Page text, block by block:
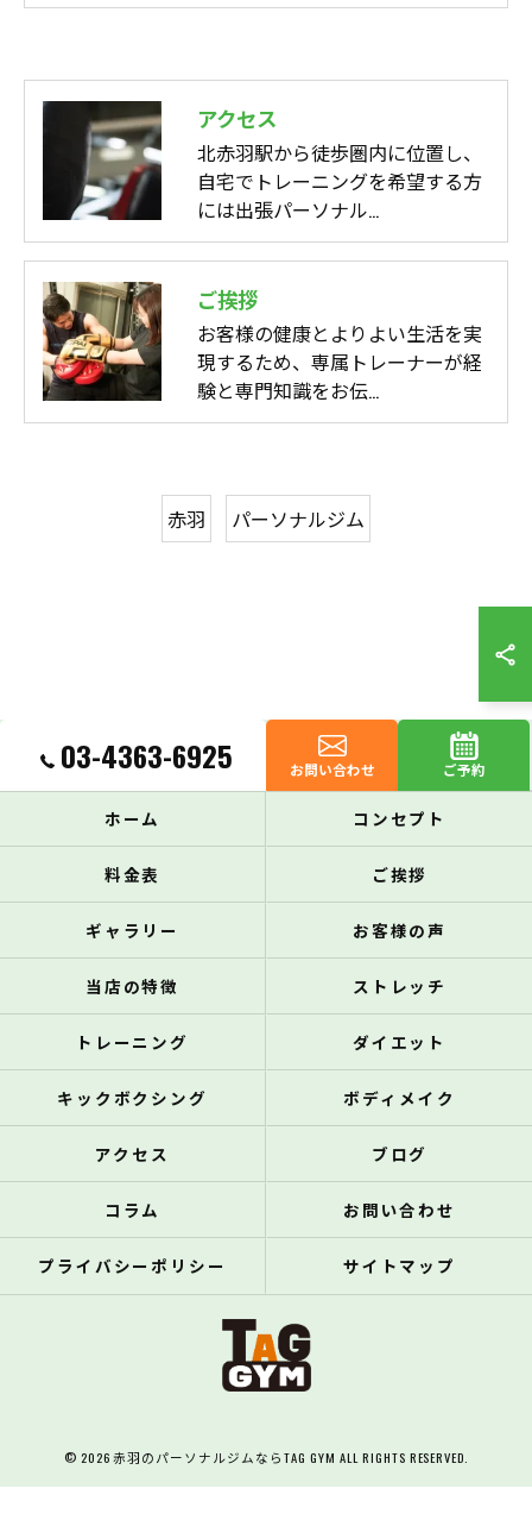
アクセス
北赤羽駅から徒歩圏内に位置し、
自宅でトレーニングを希望する方
には出張パーソナル…
ご挨拶
お客様の健康とよりよい生活を実
現するため、専属トレーナーが経
験と専門知識をお伝…
赤羽 パーソナルジム
03-4363-6925 お問い合わせ ご予約
ホーム コンセプト
料金表 ご挨拶
ギャラリー お客様の声
当店の特徴 ストレッチ
トレーニング ダイエット
キックボクシング ボディメイク
アクセス ブログ
コラム お問い合わせ
プライバシーポリシー サイトマップ
© 2026 赤羽のパーソナルジムならTAG GYM ALL RIGHTS RESERVED.